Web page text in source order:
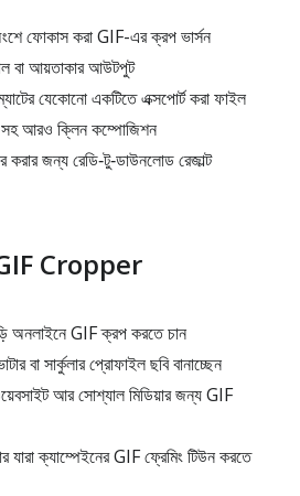
ফোকাস করা GIF-এর ক্রপ ভার্সন
বা আয়তাকার আউটপুট
যেকোনো একটিতে এক্সপোর্ট করা ফাইল
আরও ক্লিন কম্পোজিশন
করার জন্য রেডি‑টু‑ডাউনলোড রেজাল্ট
Cropper
অনলাইনে GIF ক্রপ করতে চান
বা সার্কুলার প্রোফাইল ছবি বানাচ্ছেন
ওয়েবসাইট আর সোশ্যাল মিডিয়ার জন্য GIF
যারা ক্যাম্পেইনের GIF ফ্রেমিং টিউন করতে